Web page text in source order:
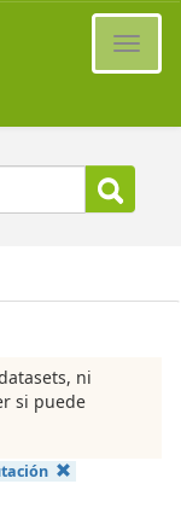
ni
si puede